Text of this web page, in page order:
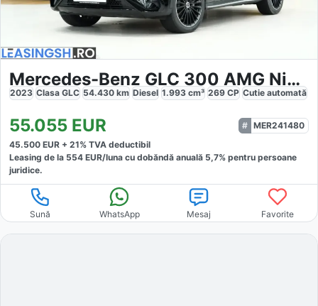
Mercedes-Benz GLC 300 AMG Night
2023 Clasa GLC 54.430 km Diesel 1.993 cm³ 269 CP Cutie automată
55.055 EUR
MER241480
45.500 EUR + 21% TVA deductibil
Leasing de la 554 EUR/luna cu dobăndă anuală 5,7% pentru persoane
juridice.
Sună WhatsApp Mesaj Favorite